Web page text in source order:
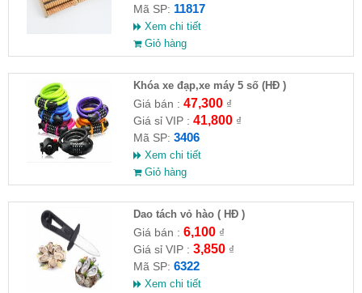
Mã SP: 11817
Xem chi tiết
Giỏ hàng
Khóa xe đạp,xe máy 5 số (HĐ )
Giá bán : 47,300₫
Giá sỉ VIP : 41,800₫
Mã SP: 3406
Xem chi tiết
Giỏ hàng
Dao tách vỏ hào ( HĐ )
Giá bán : 6,100₫
Giá sỉ VIP : 3,850₫
Mã SP: 6322
Xem chi tiết